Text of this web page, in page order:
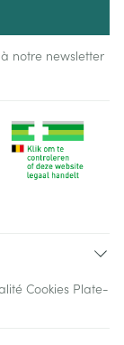
notre newsletter
Cookies Plate-